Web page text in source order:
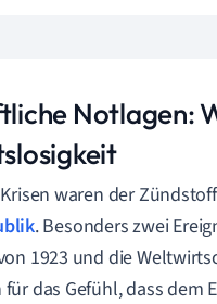
Notlagen:
waren der
. Besonders zwei
1923 und die
das Gefühl, dass